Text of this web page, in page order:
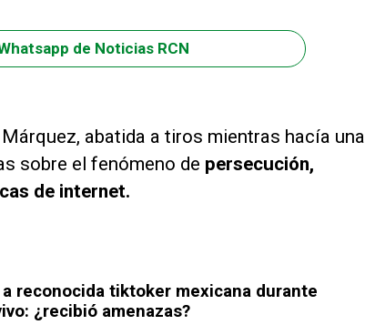
de Noticias RCN
abatida a tiros mientras hacía una
sobre el fenómeno de persecución,
de internet.
reconocida tiktoker mexicana durante
¿recibió amenazas?